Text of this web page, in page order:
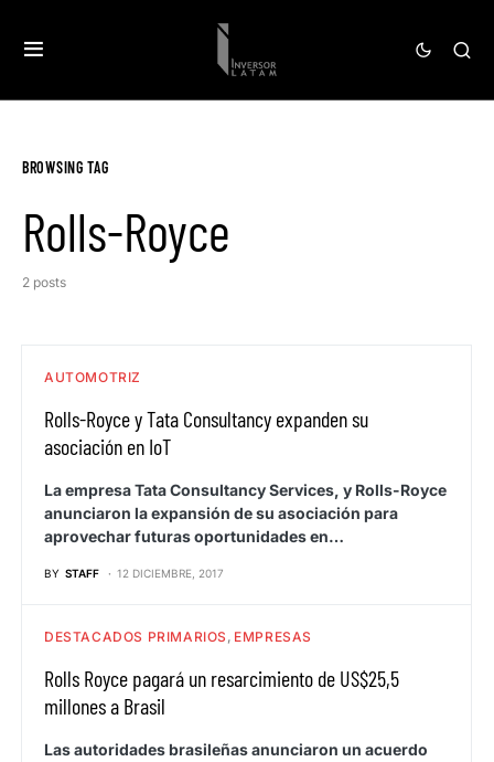
BROWSING TAG
Rolls-Royce
2 posts
AUTOMOTRIZ
Rolls-Royce y Tata Consultancy expanden su
asociación en IoT
La empresa Tata Consultancy Services, y Rolls-Royce
anunciaron la expansión de su asociación para
aprovechar futuras oportunidades en…
BY STAFF 12 DICIEMBRE, 2017
DESTACADOS PRIMARIOS EMPRESAS
Rolls Royce pagará un resarcimiento de US$25,5
millones a Brasil
Las autoridades brasileñas anunciaron un acuerdo